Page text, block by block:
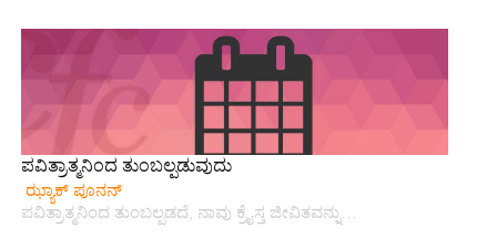
ಪವಿತ್ರಾತ್ಮನಿಂದ ತುಂಬಲ್ಪಡುವುದು
ಝ್ಯಾಕ್ ಪೂನನ್
ಪವಿತ್ರಾತ್ಮನಿಂದ ತುಂಬಲ್ಪಡದೆ, ನಾವು ಕ್ರೈಸ್ತ ಜೀವಿತವನ್ನು…